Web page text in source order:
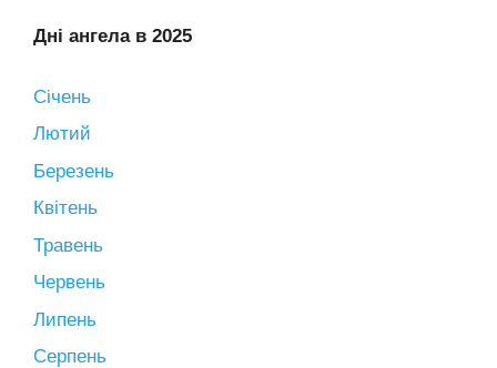
Дні ангела в 2025
Січень
Лютий
Березень
Квітень
Травень
Червень
Липень
Серпень